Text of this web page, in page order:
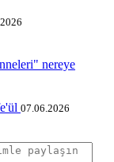
nereye
07.06.2026